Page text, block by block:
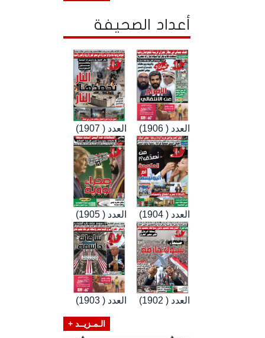
أعداد الصحيفة
العدد ( 1907) العدد ( 1906)
العدد ( 1905) العدد ( 1904)
العدد ( 1903) العدد ( 1902)
الـمـزيــد +